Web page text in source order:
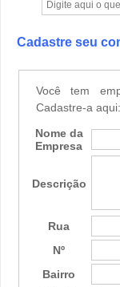
Cadastre seu
Você tem
Cadastre-a aqui:
Nome da
Empresa
Descrição
Rua
Nº
Bairro